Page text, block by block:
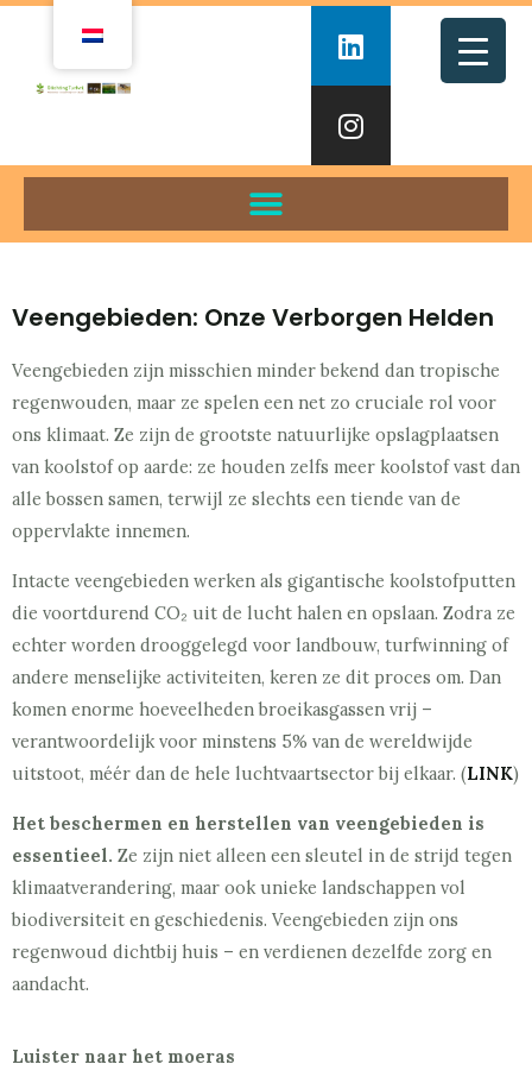
Veengebieden: Onze Verborgen Helden
Veengebieden zijn misschien minder bekend dan tropische
regenwouden, maar ze spelen een net zo cruciale rol voor
ons klimaat. Ze zijn de grootste natuurlijke opslagplaatsen
van koolstof op aarde: ze houden zelfs meer koolstof vast dan
alle bossen samen, terwijl ze slechts een tiende van de
oppervlakte innemen.
Intacte veengebieden werken als gigantische koolstofputten
die voortdurend CO₂ uit de lucht halen en opslaan. Zodra ze
echter worden drooggelegd voor landbouw, turfwinning of
andere menselijke activiteiten, keren ze dit proces om. Dan
komen enorme hoeveelheden broeikasgassen vrij –
verantwoordelijk voor minstens 5% van de wereldwijde
uitstoot, méér dan de hele luchtvaartsector bij elkaar. (LINK)
Het beschermen en herstellen van veengebieden is
essentieel. Ze zijn niet alleen een sleutel in de strijd tegen
klimaatverandering, maar ook unieke landschappen vol
biodiversiteit en geschiedenis. Veengebieden zijn ons
regenwoud dichtbij huis – en verdienen dezelfde zorg en
aandacht.
Luister naar het moeras